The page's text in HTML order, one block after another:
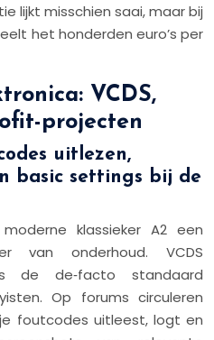
lijkt misschien saai, maar bij
het honderden euro’s per
VCDS,
projecten
uitlezen,
basic settings bij de
klassieker A2 een
van onderhoud. VCDS
de de‑facto standaard
Op forums circuleren
foutcodes uitleest, logt en